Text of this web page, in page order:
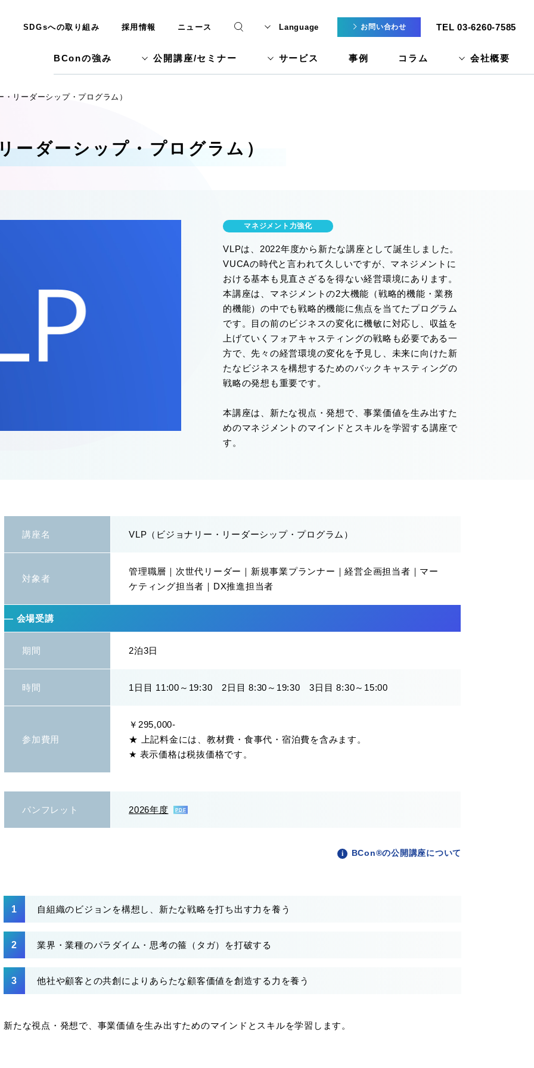
SDGsへの取り組み 採用情報 ニュース Language お問い合わせ TEL 03-6260-7585
BConの強み 公開講座/セミナー サービス 事例 コラム 会社概要
リーダーシップ・プログラム）
ーダーシップ・プログラム）
マネジメント力強化
VLPは、2022年度から新たな講座として誕生しました。
VUCAの時代と言われて久しいですが、マネジメントに
おける基本も見直さざるを得ない経営環境にあります。
本講座は、マネジメントの2大機能（戦略的機能・業務
的機能）の中でも戦略的機能に焦点を当てたプログラム
です。目の前のビジネスの変化に機敏に対応し、収益を
上げていくフォアキャスティングの戦略も必要である一
方で、先々の経営環境の変化を予見し、未来に向けた新
たなビジネスを構想するためのバックキャスティングの
戦略の発想も重要です。
本講座は、新たな視点・発想で、事業価値を生み出すた
めのマネジメントのマインドとスキルを学習する講座で
す。
講座名 VLP（ビジョナリー・リーダーシップ・プログラム）
対象者
管理職層｜次世代リーダー｜新規事業プランナー｜経営企画担当者｜マー
ケティング担当者｜DX推進担当者
― 会場受講
期間 2泊3日
時間 1日目 11:00～19:30 2日目 8:30～19:30 3日目 8:30～15:00
参加費用
￥295,000-
★ 上記料金には、教材費・食事代・宿泊費を含みます。
★ 表示価格は税抜価格です。
パンフレット 2026年度
BCon®の公開講座について
自組織のビジョンを構想し、新たな戦略を打ち出す力を養う
業界・業種のパラダイム・思考の箍（タガ）を打破する
他社や顧客との共創によりあらたな顧客価値を創造する力を養う
新たな視点・発想で、事業価値を生み出すためのマインドとスキルを学習します。